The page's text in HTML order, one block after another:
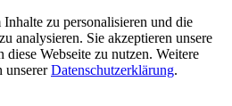
zu personalisieren und die
analysieren. Sie akzeptieren unsere
Webseite zu nutzen. Weitere
unsererDatenschutzerklärung.